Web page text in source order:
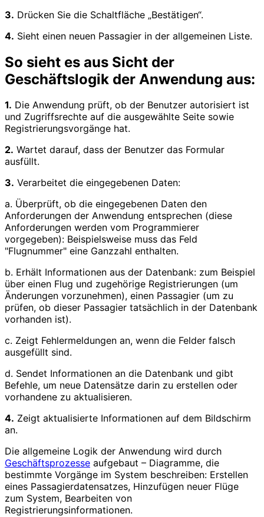
3. Drücken Sie die Schaltfläche „Bestätigen“.
4. Sieht einen neuen Passagier in der allgemeinen Liste.
So sieht es aus Sicht der
Geschäftslogik der Anwendung aus:
1. Die Anwendung prüft, ob der Benutzer autorisiert ist
und Zugriffsrechte auf die ausgewählte Seite sowie
Registrierungsvorgänge hat.
2. Wartet darauf, dass der Benutzer das Formular
ausfüllt.
3. Verarbeitet die eingegebenen Daten:
a. Überprüft, ob die eingegebenen Daten den
Anforderungen der Anwendung entsprechen (diese
Anforderungen werden vom Programmierer
vorgegeben): Beispielsweise muss das Feld
"Flugnummer" eine Ganzzahl enthalten.
b. Erhält Informationen aus der Datenbank: zum Beispiel
über einen Flug und zugehörige Registrierungen (um
Änderungen vorzunehmen), einen Passagier (um zu
prüfen, ob dieser Passagier tatsächlich in der Datenbank
vorhanden ist).
c. Zeigt Fehlermeldungen an, wenn die Felder falsch
ausgefüllt sind.
d. Sendet Informationen an die Datenbank und gibt
Befehle, um neue Datensätze darin zu erstellen oder
vorhandene zu aktualisieren.
4. Zeigt aktualisierte Informationen auf dem Bildschirm
an.
Die allgemeine Logik der Anwendung wird durch
Geschäftsprozesse aufgebaut – Diagramme, die
bestimmte Vorgänge im System beschreiben: Erstellen
eines Passagierdatensatzes, Hinzufügen neuer Flüge
zum System, Bearbeiten von
Registrierungsinformationen.